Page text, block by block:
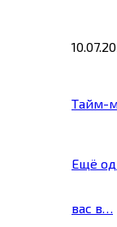
Тайм-
Ещё
вас в…